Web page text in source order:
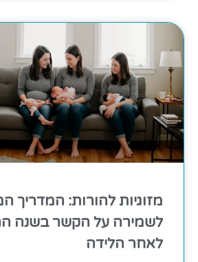
מזוגיות להורות: המדריך
לשמירה על הקשר בשנה
לאחר הלידה